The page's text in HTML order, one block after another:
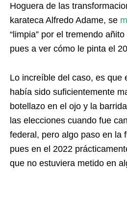
Hoguera de las
karateca Alfredo Adame, se
“limpia” por el tremendo
pues a ver cómo le pinta el
Lo increíble del caso, es que
había sido suficientemente
botellazo en el ojo y la
las elecciones cuando fue
federal, pero algo paso en la
pues en el 2022
que no estuviera metido en